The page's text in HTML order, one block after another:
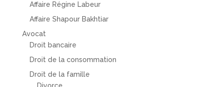
Affaire Régine Labeur
Affaire Shapour Bakhtiar
Avocat
Droit bancaire
Droit de la consommation
Droit de la famille